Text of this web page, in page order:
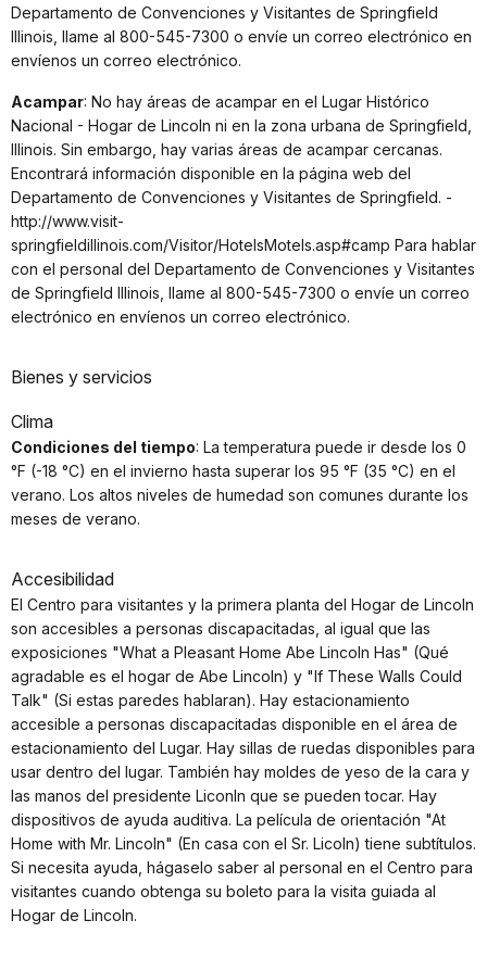
Departamento de Convenciones y Visitantes de Springfield
Illinois, llame al 800-545-7300 o envíe un correo electrónico en
envíenos un correo electrónico.
Acampar: No hay áreas de acampar en el Lugar Histórico
Nacional - Hogar de Lincoln ni en la zona urbana de Springfield,
Illinois. Sin embargo, hay varias áreas de acampar cercanas.
Encontrará información disponible en la página web del
Departamento de Convenciones y Visitantes de Springfield. -
http://www.visit-
springfieldillinois.com/Visitor/HotelsMotels.asp#camp Para hablar
con el personal del Departamento de Convenciones y Visitantes
de Springfield Illinois, llame al 800-545-7300 o envíe un correo
electrónico en envíenos un correo electrónico.
Bienes y servicios
Clima
Condiciones del tiempo: La temperatura puede ir desde los 0
°F (-18 °C) en el invierno hasta superar los 95 °F (35 °C) en el
verano. Los altos niveles de humedad son comunes durante los
meses de verano.
Accesibilidad
El Centro para visitantes y la primera planta del Hogar de Lincoln
son accesibles a personas discapacitadas, al igual que las
exposiciones "What a Pleasant Home Abe Lincoln Has" (Qué
agradable es el hogar de Abe Lincoln) y "If These Walls Could
Talk" (Si estas paredes hablaran). Hay estacionamiento
accesible a personas discapacitadas disponible en el área de
estacionamiento del Lugar. Hay sillas de ruedas disponibles para
usar dentro del lugar. También hay moldes de yeso de la cara y
las manos del presidente Liconln que se pueden tocar. Hay
dispositivos de ayuda auditiva. La película de orientación "At
Home with Mr. Lincoln" (En casa con el Sr. Licoln) tiene subtítulos.
Si necesita ayuda, hágaselo saber al personal en el Centro para
visitantes cuando obtenga su boleto para la visita guiada al
Hogar de Lincoln.